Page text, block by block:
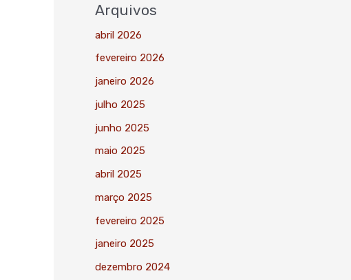
Arquivos
abril 2026
fevereiro 2026
janeiro 2026
julho 2025
junho 2025
maio 2025
abril 2025
março 2025
fevereiro 2025
janeiro 2025
dezembro 2024